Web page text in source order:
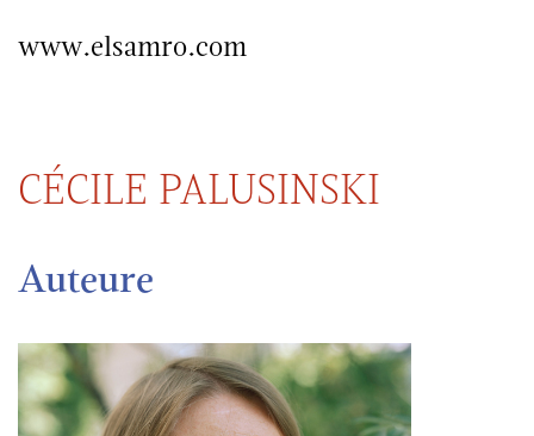
www.elsamro.com
CÉCILE PALUSINSKI
Auteure